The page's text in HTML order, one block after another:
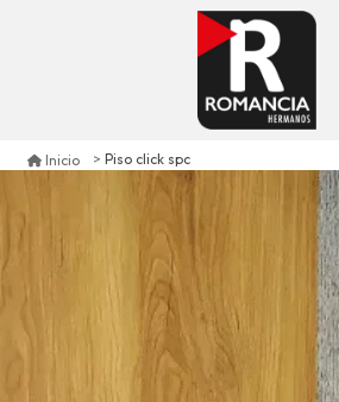
Inicio Piso click spc